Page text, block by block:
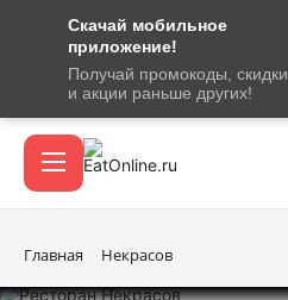
Скачай мобильное
приложение!
Получай промокоды, скидки
и акции раньше других!
сообщение
кодом
подтверждения
Акции
Главная Некрасов